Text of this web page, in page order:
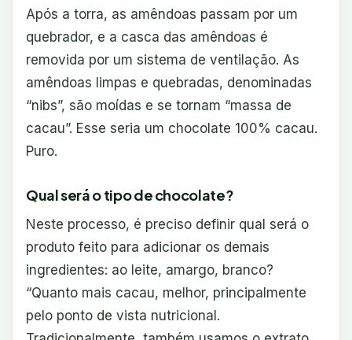
Após a torra, as amêndoas passam por um
quebrador, e a casca das amêndoas é
removida por um sistema de ventilação. As
amêndoas limpas e quebradas, denominadas
“nibs”, são moídas e se tornam “massa de
cacau”. Esse seria um chocolate 100% cacau.
Puro.
Qual será o tipo de chocolate?
Neste processo, é preciso definir qual será o
produto feito para adicionar os demais
ingredientes: ao leite, amargo, branco?
“Quanto mais cacau, melhor, principalmente
pelo ponto de vista nutricional.